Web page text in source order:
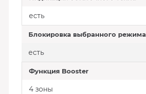
есть
Блокировка выбранного режима
есть
Функция Booster
4 зоны